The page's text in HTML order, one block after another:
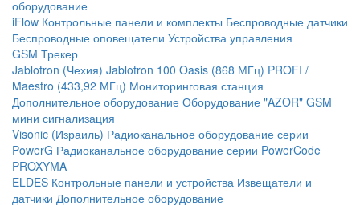
оборудование
iFlow Контрольные панели и комплекты Беспроводные датчики
Беспроводные оповещатели Устройства управления
GSM Трекер
Jablotron (Чехия) Jablotron 100 Oasis (868 МГц) PROFI /
Maestro (433,92 МГц) Мониторинговая станция
Дополнительное оборудование Оборудование "AZOR" GSM
мини сигнализация
Visonic (Израиль) Радиоканальное оборудование серии
PowerG Радиоканальное оборудование серии PowerCode
PROXYMA
ELDES Контрольные панели и устройства Извещатели и
датчики Дополнительное оборудование